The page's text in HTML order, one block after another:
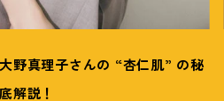
野真理子さんの “杏仁肌” の秘
解説 ！